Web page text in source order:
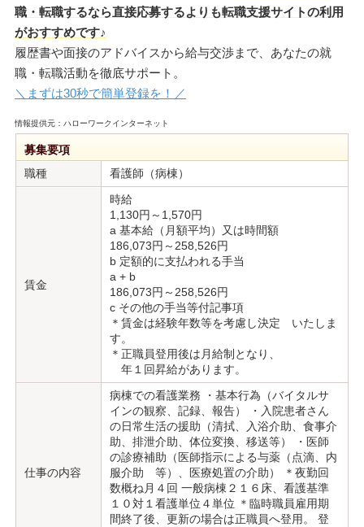
職・転職するなら直接応募するよりも転職支援サイトの利用
がおすすめです♪
履歴書や面接のアドバイスから給与交渉まで、あなたの就
職・転職活動を徹底サポート。
＼まずは30秒で簡単登録を！／
情報提供元：ハローワークインターネット
募集要項
職種
看護師（病棟）
賃金
時給
1,130円～1,570円
a 基本給（月額平均）又は時間額
186,073円～258,526円
b 定額的に支払われる手当
a + b
186,073円～258,526円
c その他の手当等付記事項
＊賃金は経験年数等を考慮し決定 いたしま
す。
＊正職員登用後は月給制となり、
年１回昇給があります。
仕事の内容
病棟での看護業務 ・基本行為（バイタルサ
インの観察、記録、報告） ・入院患者さん
の日常生活の援助（清拭、入浴介助、食事介
助、排泄介助、体位変換、移送等） ・医師
の診療補助（医師指示による与薬（点滴、内
服介助 等）、医療処置の介助） ＊夜勤回
数概ね月４回 一般病棟２１６床、看護基準
１０対１看護単位４単位 ＊臨時職員雇用期
間終了後、更新の場合は正職員へ登用。 登